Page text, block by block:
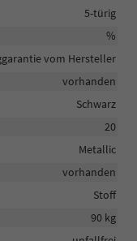
5-türig
%
vom Hersteller
vorhanden
Schwarz
20
Metallic
vorhanden
Stoff
90 kg